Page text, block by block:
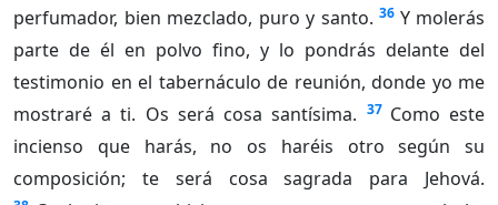
perfumador, bien mezclado, puro y santo. 36 Y molerás
parte de él en polvo fino, y lo pondrás delante del
testimonio en el tabernáculo de reunión, donde yo me
mostraré a ti. Os será cosa santísima. 37 Como este
incienso que harás, no os haréis otro según su
composición; te será cosa sagrada para Jehová.